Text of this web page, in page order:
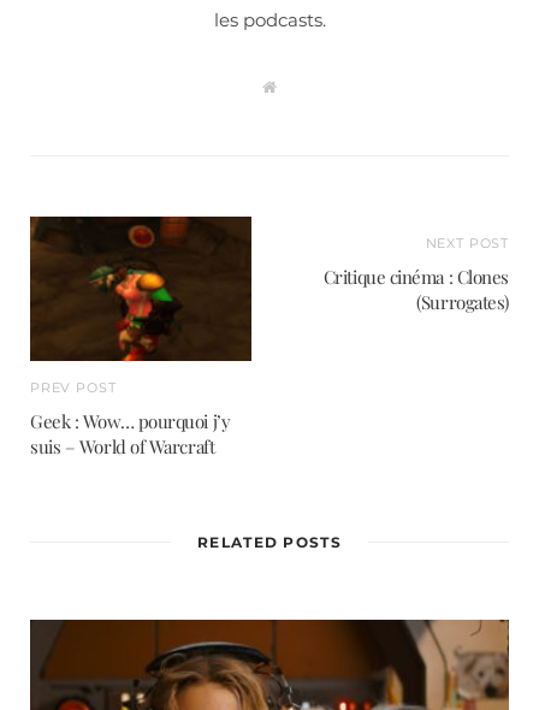
les podcasts.
W
PREV POST
Geek : Wow… pourquoi j’y
suis – World of Warcraft
NEXT POST
Critique cinéma : Clones
(Surrogates)
RELATED POSTS